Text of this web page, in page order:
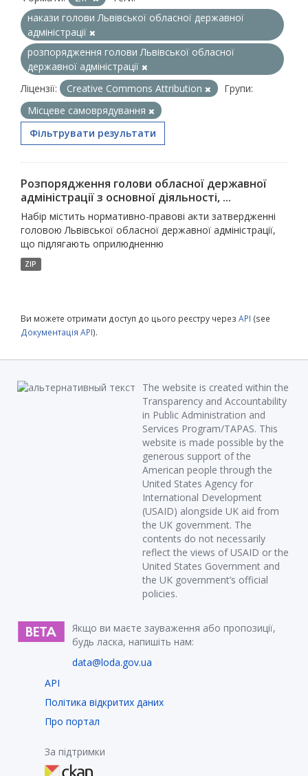
накази голови Львівської обласної державної
адміністрації
розпорядження голови Львівської обласної
державної адміністрації
Ліцензії:
Creative Commons Attribution
Групи:
Місцеве самоврядування
Фільтрувати результати
Розпорядження голови обласної державної
адміністрації з основної діяльності, ...
Набір містить нормативно-правові акти затвердженні
головою Львівської обласної державної адміністрації,
що підлягають оприлюдненню
ZIP
Ви можете отримати доступ до цього реєстру через API (see
Документація API).
The website is created within the
Transparency and Accountability
in Public Administration and
Services Program/TAPAS. This
website is made possible by the
generous support of the
American people through the
United States Agency for
International Development
(USAID) alongside UK aid from
the UK government. The
contents do not necessarily
reflect the views of USAID or the
United States Government and
the UK government’s official
policies.
Якщо ви маєте зауваження або пропозиції,
будь ласка, напишіть нам:
data@loda.gov.ua
API
Політика відкритих даних
Про портал
За підтримки